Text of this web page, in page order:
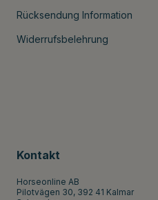
Rücksendung Information
Widerrufsbelehrung
Kontakt
Horseonline AB
Pilotvägen 30, 392 41 Kalmar